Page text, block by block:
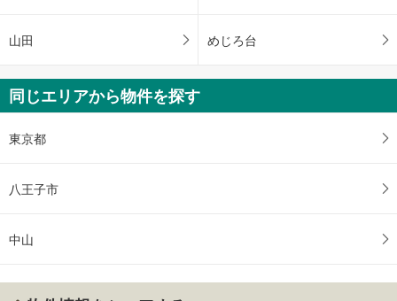
山田 めじろ台
同じエリアから物件を探す
東京都
八王子市
中山